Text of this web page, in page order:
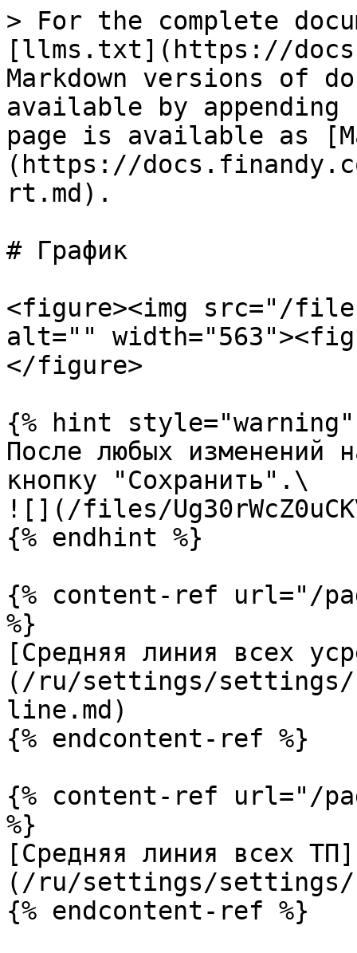
> For the complete
[llms.txt](https://
Markdown versions of
available by
page is available as
(https://
rt.md).
# График
<figure><img src="/files/
alt=""
</figure>
{% hint style="warning"
После любых изменений
кнопку "Сохранить".\
![](/files/
{% endhint %}
{% content-ref url="/
%}
[Средняя линия всех
(/ru/settings/settings/
line.md)
{% endcontent-ref %}
{% content-ref url="/
%}
[Средняя линия всех ТП]
(/ru/settings/settings/
{% endcontent-ref %}